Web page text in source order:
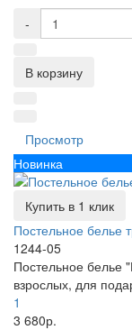
-
В корзину
Просмотр
Новинка
Купить в 1 клик
Постельное белье
1244-05
Постельное белье
взрослых, для
1
3 680р.